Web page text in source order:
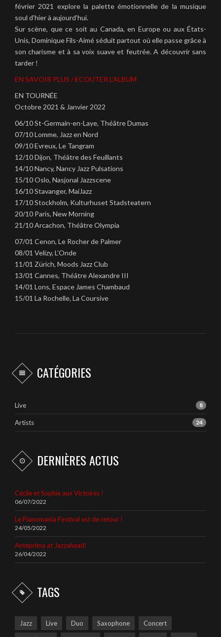
février 2021 explore la palette émotionnelle de la musique
soul d'hier à aujourd'hui.
Sur scène, que ce soit au Canada, en Europe ou aux États-
Unis, Dominique Fils-Aimé séduit partout où elle passe grâce à
son charisme et à sa voix suave et feutrée. A découvrir sans
tarder !
EN SAVOIR PLUS / ECOUTER L'ALBUM
EN TOURNÉE
Octobre 2021 & Janvier 2022
06/10 St-Germain-en-Laye, Théâtre Dumas
07/10 Lomme, Jazz en Nord
09/10 Evreux, Le Tangram
12/10 Dijon, Théâtre des Feuillants
14/10 Nancy, Nancy Jazz Pulsations
15/10 Oslo, Nasjonal Jazzscene
16/10 Stavanger, MaiJazz
17/10 Stockholm, Kulturhuset Stadsteatern
20/10 Paris, New Morning
21/10 Arcachon, Théâtre Olympia
07/01 Cenon, Le Rocher de Palmer
08/01 Velizy, L’Onde
11/01 Zürich, Moods Jazz Club
13/01 Cannes, Théâtre Alexandre III
14/01 Lons, Espace James Chambaud
15/01 La Rochelle, La Coursive
CATÉGORIES
Live 8
Artists 24
DERNIÈRES ACTUS
Cécile et Sophie aux Victoires !
06/07/2022
Le Pianomania Festival est de retour !
24/05/2022
Anteprima at Jazzahead!
26/04/2022
TAGS
Jazz Live Duo Saxophone Concert